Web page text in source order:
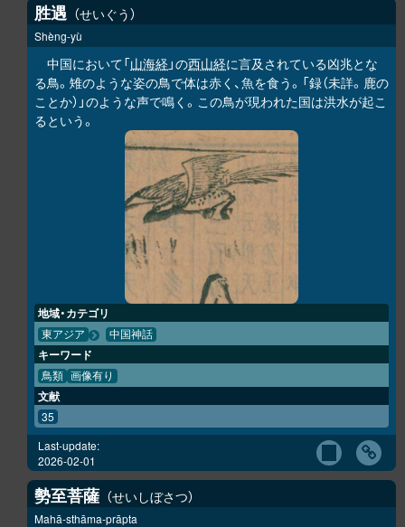
胜遇 せいぐう
Shèng-yù
中国において「山海経 」の西山経に言及されている凶兆とな
る鳥。雉のような姿の鳥で体は赤く、魚を食う。「録（未詳。鹿の
ことか）」のような声で鳴く。この鳥が現われた国は洪水が起こ
るという。
地域・カテゴリ
東アジア 中国神話
キーワード
鳥類 画像有り
文献
35
Last-update:
2026-02-01
勢至菩薩 せいしぼさつ
Mahā-sthāma-prāpta